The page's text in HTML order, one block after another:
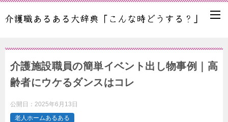
介護施設職員の簡単イベント出し物事例｜高
齢者にウケるダンスはコレ
公開日： 2025年6月13日
老人ホームあるある